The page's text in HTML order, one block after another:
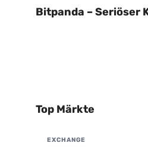
Bitpanda – Seriöser
Top Märkte
EXCHANGE